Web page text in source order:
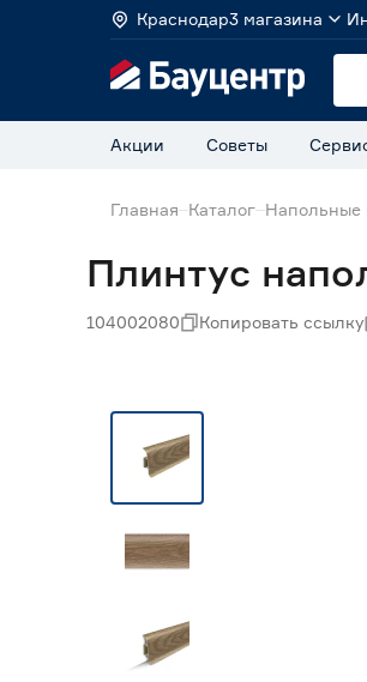
Краснодар3 магазина
Акции Советы
Главная Каталог Напольные
Плинтус
104002080 Копировать ссылку